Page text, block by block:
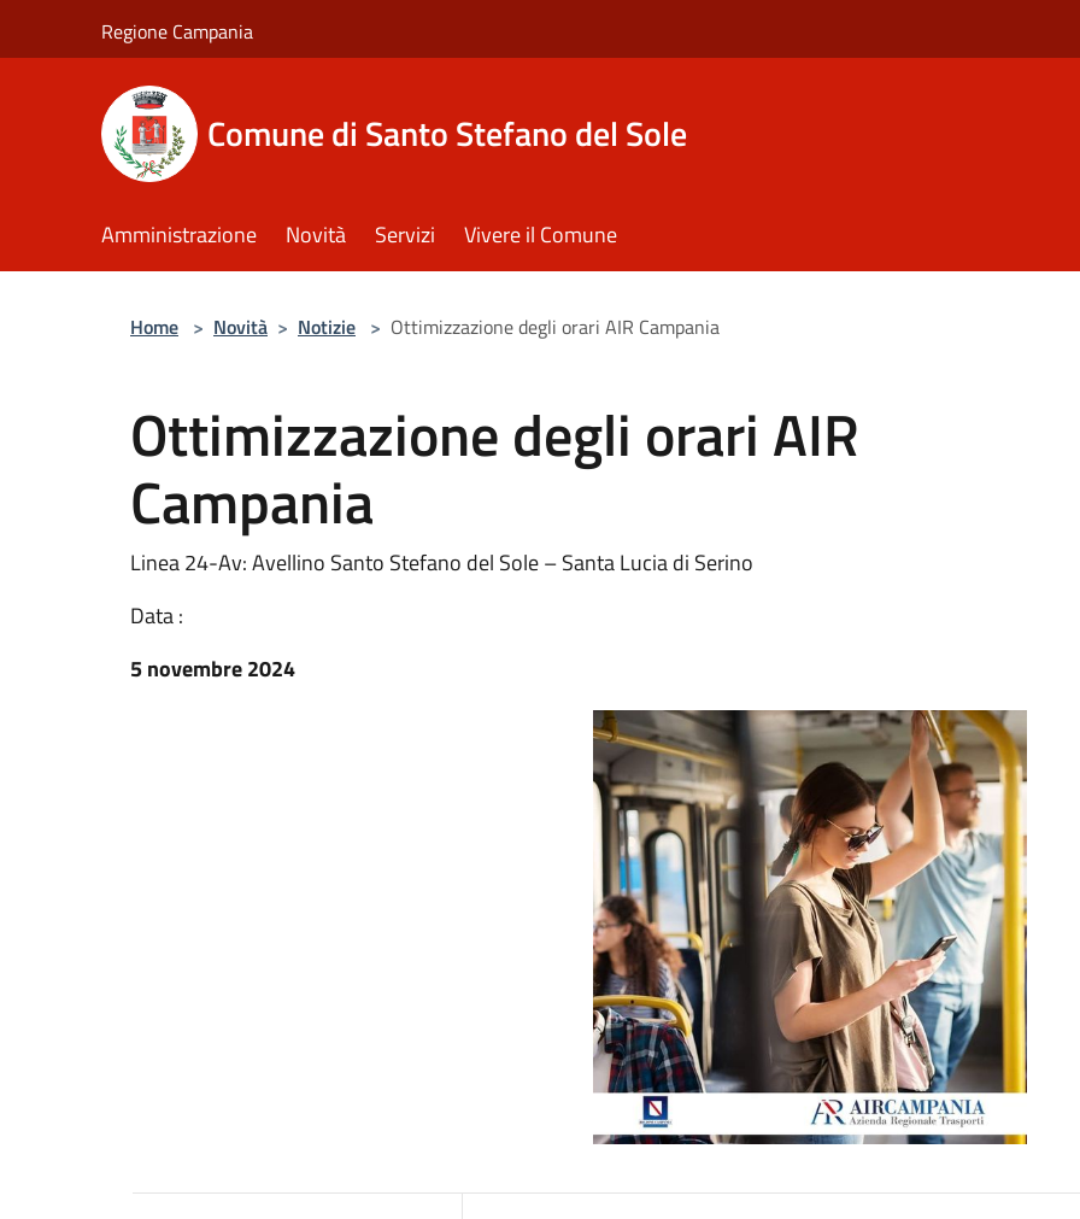
Regione Campania
Comune di Santo Stefano del Sole
Amministrazione Novità Servizi Vivere il Comune
Home > Novità > Notizie > Ottimizzazione degli orari AIR Campania
Ottimizzazione degli orari AIR
Campania
Linea 24-Av: Avellino Santo Stefano del Sole – Santa Lucia di Serino
Data :
5 novembre 2024